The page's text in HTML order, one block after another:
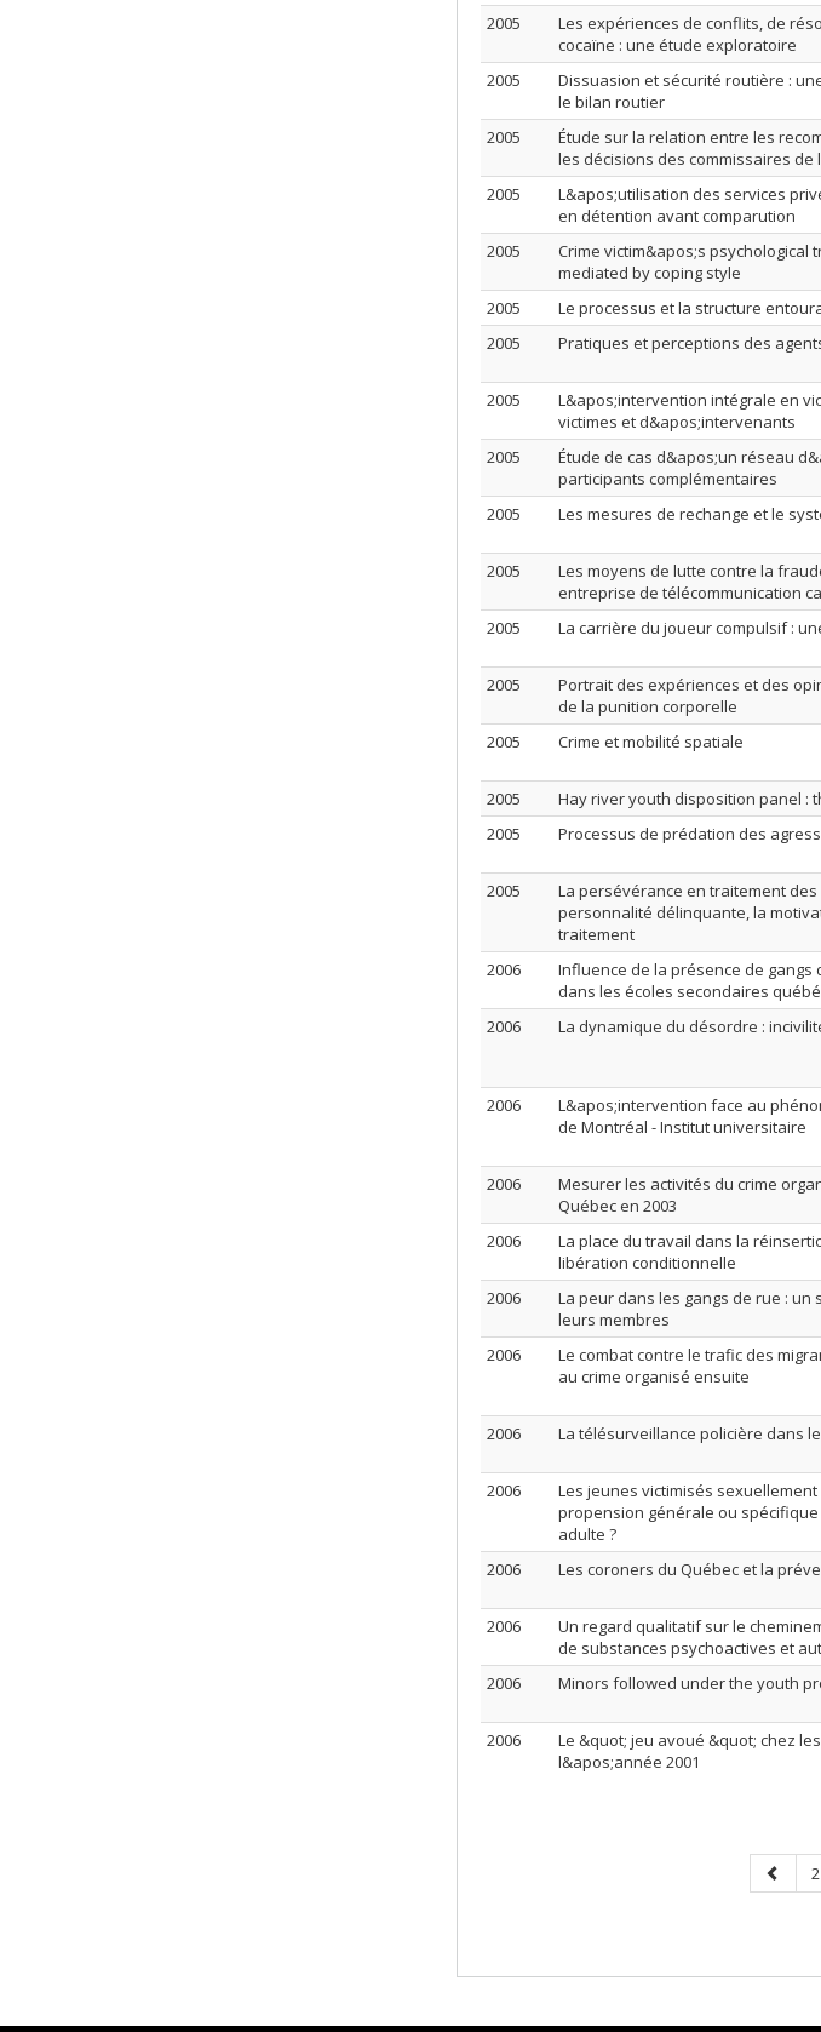
2005
Les expériences de conflits, de
cocaïne : une étude exploratoire
2005
Dissuasion et sécurité routière :
le bilan routier
2005
Étude sur la relation entre les
les décisions des commissaires de
2005
L&apos;utilisation des services
en détention avant comparution
2005
Crime victim&apos;s psychological
mediated by coping style
2005 Le processus et la structure
2005
Pratiques et perceptions des
2005
L&apos;intervention intégrale en
victimes et d&apos;intervenants
2005
Étude de cas d&apos;un réseau
participants complémentaires
2005 Les mesures de rechange et le
2005
Les moyens de lutte contre la
entreprise de télécommunication
2005 La carrière du joueur compulsif :
2005
Portrait des expériences et des
de la punition corporelle
2005 Crime et mobilité spatiale
2005 Hay river youth disposition panel :
2005
Processus de prédation des
2005
La persévérance en traitement
personnalité délinquante, la
traitement
2006
Influence de la présence de
dans les écoles secondaires
2006
La dynamique du désordre :
2006
L&apos;intervention face au
de Montréal - Institut universitaire
2006
Mesurer les activités du crime
Québec en 2003
2006
La place du travail dans la
libération conditionnelle
2006
La peur dans les gangs de rue :
leurs membres
2006
Le combat contre le trafic des
au crime organisé ensuite
2006 La télésurveillance policière dans
2006
Les jeunes victimisés
propension générale ou
adulte ?
2006 Les coroners du Québec et la
2006
Un regard qualitatif sur le
de substances psychoactives et
2006 Minors followed under the youth
2006
Le &quot; jeu avoué &quot; chez
l&apos;année 2001
page
2